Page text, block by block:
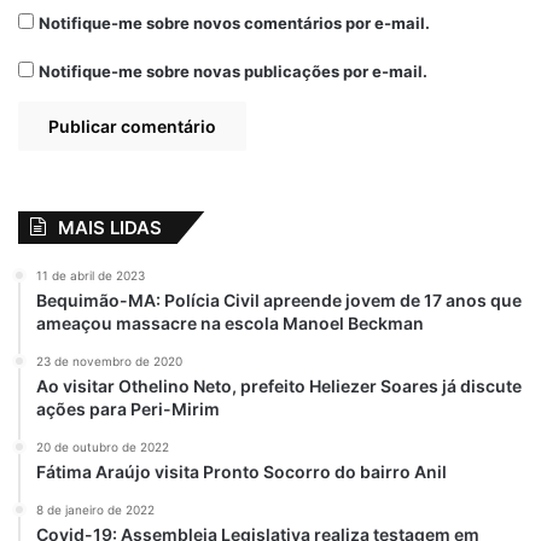
Notifique-me sobre novos comentários por e-mail.
Notifique-me sobre novas publicações por e-mail.
MAIS LIDAS
11 de abril de 2023
Bequimão-MA: Polícia Civil apreende jovem de 17 anos que
ameaçou massacre na escola Manoel Beckman
23 de novembro de 2020
Ao visitar Othelino Neto, prefeito Heliezer Soares já discute
ações para Peri-Mirim
20 de outubro de 2022
Fátima Araújo visita Pronto Socorro do bairro Anil
8 de janeiro de 2022
Covid-19: Assembleia Legislativa realiza testagem em